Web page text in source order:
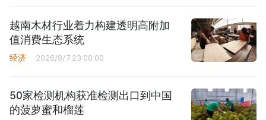
越南木材行业着力构建透明高附加
值消费生态系统
经济 2026/8/7 23:00:00
50家检测机构获准检测出口到中国
的菠萝蜜和榴莲